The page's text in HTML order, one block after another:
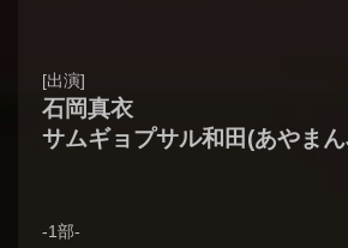
[出演]
石岡真衣
サムギョプサル和田(あやま
-1部-